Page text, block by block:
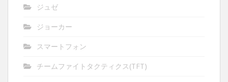
ジュゼ
ジョーカー
スマートフォン
チームファイトタクティクス(TFT)